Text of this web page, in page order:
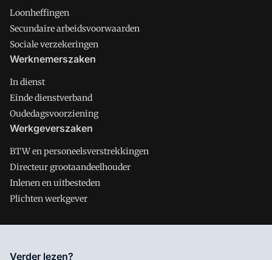
Loonheffingen
Secundaire arbeidsvoorwaarden
Sociale verzekeringen
Werknemerszaken
In dienst
Einde dienstverband
Oudedagsvoorziening
Werkgeverszaken
BTW en personeelsverstrekkingen
Directeur grootaandeelhouder
Inlenen en uitbesteden
Plichten werkgever
Salarisnet is onderdeel van VMN media. Lees in
Verder lezen?